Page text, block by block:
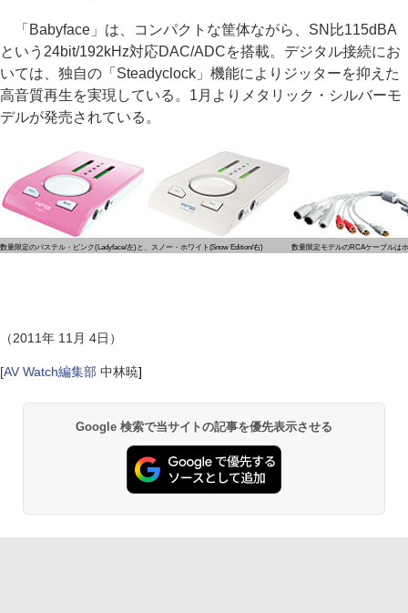
「Babyface」は、コンパクトな筐体ながら、SN比115dBA
という24bit/192kHz対応DAC/ADCを搭載。デジタル接続にお
いては、独自の「Steadyclock」機能によりジッターを抑えた
高音質再生を実現している。1月よりメタリック・シルバーモ
デルが発売されている。
数量限定のパステル・ピンク(Ladyface/左)と、スノー・ホワイト(Snow Edition/右) 数量限定モデルのRCAケーブルは
（2011年 11月 4日）
[AV Watch編集部 中林暁]
Google 検索で当サイトの記事を優先表示させる